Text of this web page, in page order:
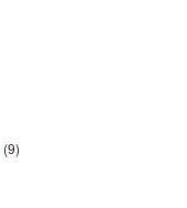
(9)